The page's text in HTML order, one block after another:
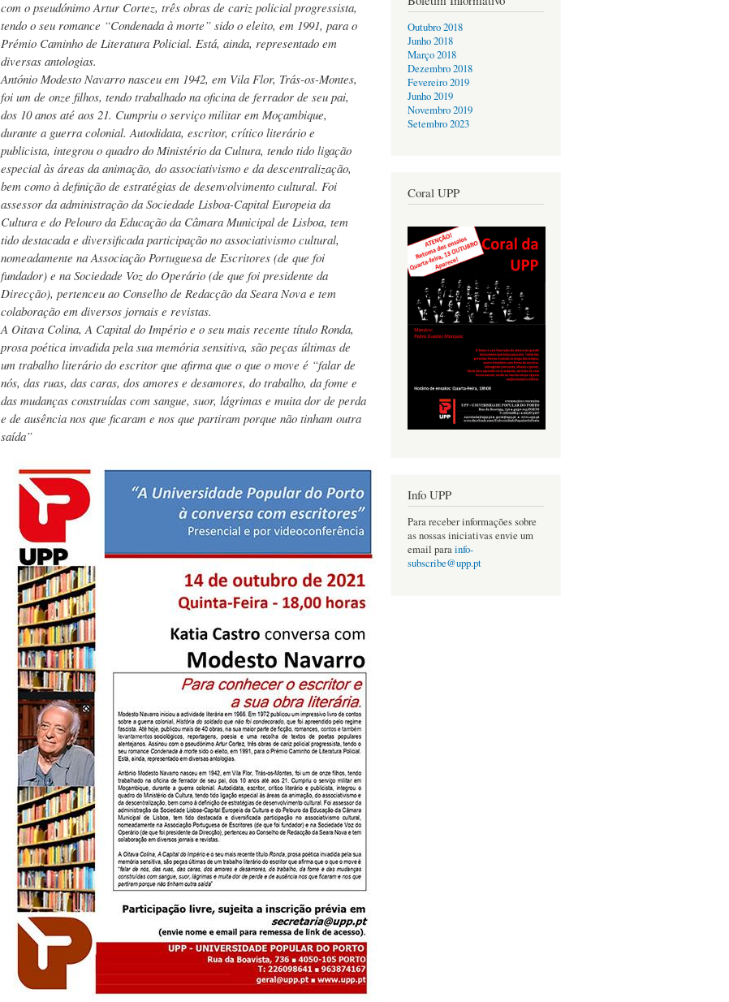
com o pseudónimo Artur Cortez, três obras de cariz policial progressista,
tendo o seu romance “Condenada à morte” sido o eleito, em 1991, para o
Prémio Caminho de Literatura Policial. Está, ainda, representado em
diversas antologias.
António Modesto Navarro nasceu em 1942, em Vila Flor, Trás-os-Montes,
foi um de onze filhos, tendo trabalhado na oficina de ferrador de seu pai,
dos 10 anos até aos 21. Cumpriu o serviço militar em Moçambique,
durante a guerra colonial. Autodidata, escritor, crítico literário e
publicista, integrou o quadro do Ministério da Cultura, tendo tido ligação
especial às áreas da animação, do associativismo e da descentralização,
bem como à definição de estratégias de desenvolvimento cultural. Foi
assessor da administração da Sociedade Lisboa-Capital Europeia da
Cultura e do Pelouro da Educação da Câmara Municipal de Lisboa, tem
tido destacada e diversificada participação no associativismo cultural,
nomeadamente na Associação Portuguesa de Escritores (de que foi
fundador) e na Sociedade Voz do Operário (de que foi presidente da
Direcção), pertenceu ao Conselho de Redacção da Seara Nova e tem
colaboração em diversos jornais e revistas.
A Oitava Colina, A Capital do Império e o seu mais recente título Ronda,
prosa poética invadida pela sua memória sensitiva, são peças últimas de
um trabalho literário do escritor que afirma que o que o move é “falar de
nós, das ruas, das caras, dos amores e desamores, do trabalho, da fome e
das mudanças construídas com sangue, suor, lágrimas e muita dor de perda
e de ausência nos que ficaram e nos que partiram porque não tinham outra
saída”
Outubro 2018
Junho 2018
Março 2018
Dezembro 2018
Fevereiro 2019
Junho 2019
Novembro 2019
Setembro 2023
Coral UPP
Info UPP
Para receber informações sobre
as nossas iniciativas envie um
email parainfo-
subscribe@upp.pt